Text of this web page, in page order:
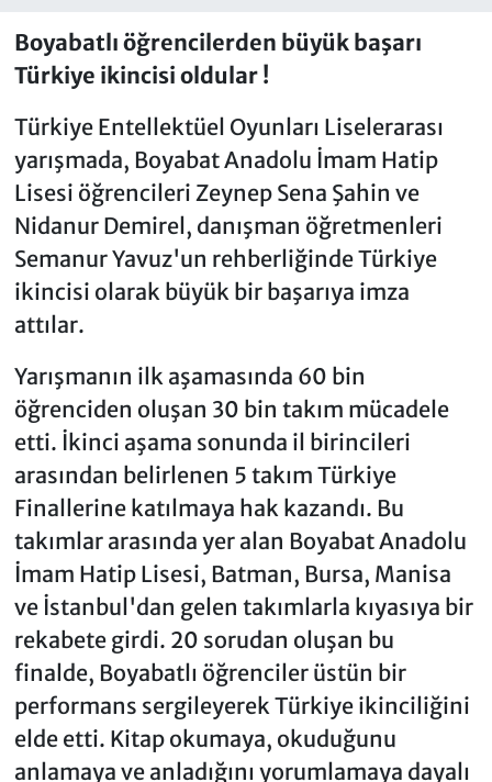
Boyabatlı öğrencilerden büyük başarı
Türkiye ikincisi oldular !
Türkiye Entellektüel Oyunları Liselerarası
yarışmada, Boyabat Anadolu İmam Hatip
Lisesi öğrencileri Zeynep Sena Şahin ve
Nidanur Demirel, danışman öğretmenleri
Semanur Yavuz'un rehberliğinde Türkiye
ikincisi olarak büyük bir başarıya imza
attılar.
Yarışmanın ilk aşamasında 60 bin
öğrenciden oluşan 30 bin takım mücadele
etti. İkinci aşama sonunda il birincileri
arasından belirlenen 5 takım Türkiye
Finallerine katılmaya hak kazandı. Bu
takımlar arasında yer alan Boyabat Anadolu
İmam Hatip Lisesi, Batman, Bursa, Manisa
ve İstanbul'dan gelen takımlarla kıyasıya bir
rekabete girdi. 20 sorudan oluşan bu
finalde, Boyabatlı öğrenciler üstün bir
performans sergileyerek Türkiye ikinciliğini
elde etti. Kitap okumaya, okuduğunu
anlamaya ve anladığını yorumlamaya dayalı